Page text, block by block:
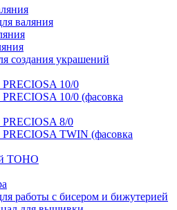
валяния
создания украшений
10/0
10/0 (фасовка
8/0
TWIN (фасовка
TOHO
работы с бисером и бижутерией